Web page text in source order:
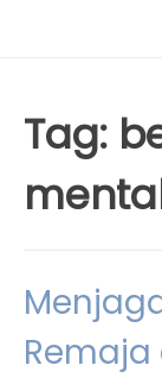
Tag:
Remaja